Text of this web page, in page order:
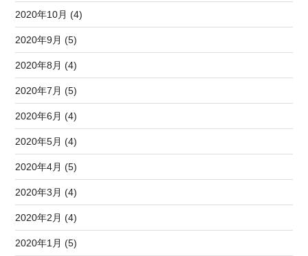
2020年10月 (4)
2020年9月 (5)
2020年8月 (4)
2020年7月 (5)
2020年6月 (4)
2020年5月 (4)
2020年4月 (5)
2020年3月 (4)
2020年2月 (4)
2020年1月 (5)